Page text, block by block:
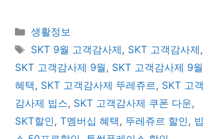
카
테
리
생활정보
태
그
SKT 9월 고객감사제 , SKT 고객감사제 ,
SKT 고객감사제 9월 , SKT 고객감사제 9월
혜택 , SKT 고객감사제 뚜레쥬르, SKT 고객
감사제 빕스, SKT 고객감사제 쿠폰 다운,
SKT할인 , T멤버십 혜택 , 뚜레쥬르 할인 , 빕